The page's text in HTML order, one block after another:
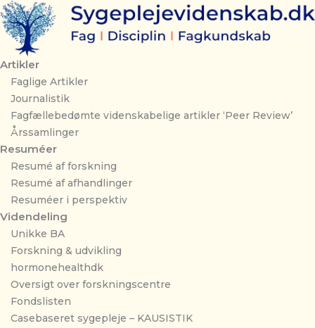
Gå
til
indholdet
Artikler
Faglige Artikler
Journalistik
Fagfællebedømte videnskabelige artikler ‘Peer Review’
Årssamlinger
Resuméer
Resumé af forskning
Resumé af afhandlinger
Resuméer i perspektiv
Videndeling
Unikke BA
Forskning & udvikling
hormonehealthdk
Oversigt over forskningscentre
Fondslisten
Casebaseret sygepleje – KAUSISTIK